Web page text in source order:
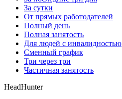
За сутки
От прямых работодателей
Полный день
Полная занятость
Для людей с инвалидностью
Сменный график
Три через три
Частичная занятость
HeadHunter